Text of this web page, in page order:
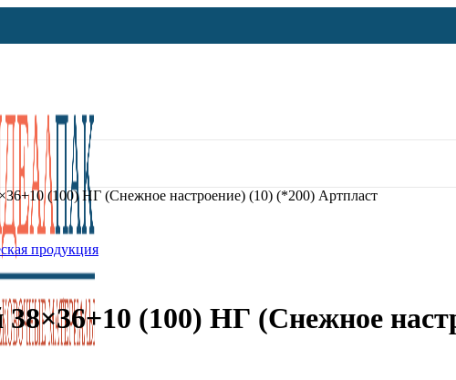
продукция
(100) НГ (Снежное настроение) (10) (*200) Артпласт
38×36+10 (100) НГ (Снежное